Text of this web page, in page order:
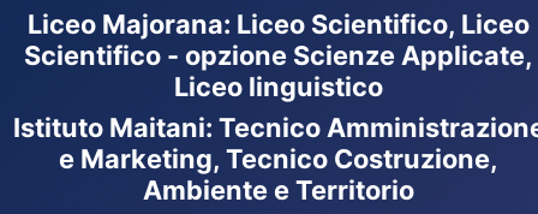
Liceo Majorana: Liceo Scientifico, Liceo
Scientifico - opzione Scienze Applicate,
Liceo linguistico
Istituto Maitani: Tecnico
e Marketing, Tecnico Costruzione,
Ambiente e Territorio